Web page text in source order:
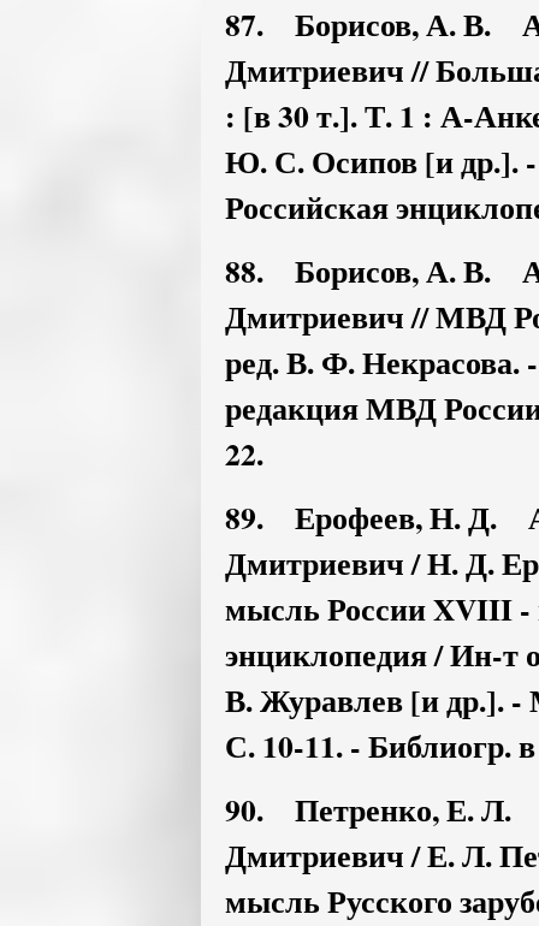
87. Борисов, А. В.
Дмитриевич //
: [в 30 т.]. Т. 1 : А-
Ю. С. Осипов [и др.].
Российская
88. Борисов, А. В.
Дмитриевич // МВД
ред. В. Ф.
редакция МВД
22.
89. Ерофеев, Н. Д.
Дмитриевич / Н. Д.
мысль России XVIII -
энциклопедия / Ин-т
В. Журавлев [и др.].
С. 10-11. - Библиогр.
90. Петренко, Е. Л.
Дмитриевич / Е. Л.
мысль Русского